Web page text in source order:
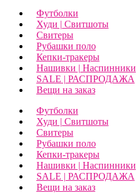
Футболки
Худи | Свитшоты
Свитеры
Рубашки поло
Кепки-тракеры
Нашивки | Наспинники
SALE | РАСПРОДАЖА
Вещи на заказ
Футболки
Худи | Свитшоты
Свитеры
Рубашки поло
Кепки-тракеры
Нашивки | Наспинники
SALE | РАСПРОДАЖА
Вещи на заказ